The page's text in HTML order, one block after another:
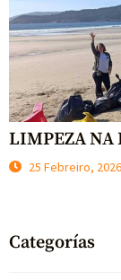
LIMPEZA NA
25 Febreiro, 2026
Categorías